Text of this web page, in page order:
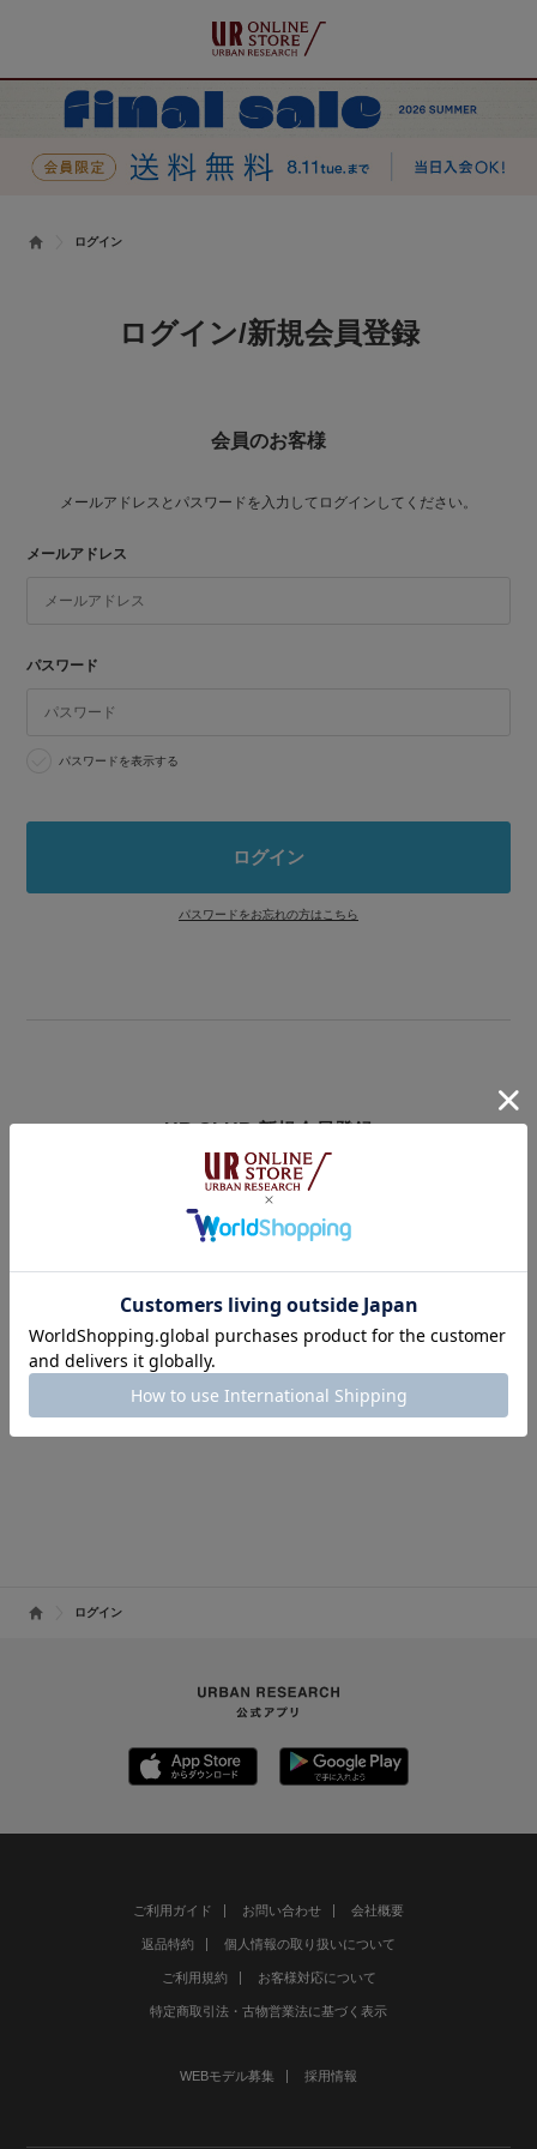
ログイン
ログイン/新規会員登録
会員のお客様
メールアドレスとパスワードを入力してログインしてください。
メールアドレス
パスワード
パスワードを表示する
パスワードをお忘れの方はこちら
UR CLUB 新規会員登録
アーバンリサーチオンラインストアのログインには
オンラインストア・店舗共通会員サービス「UR CLUB」への登録が必要で
す。
※UR CLUB会員サイトへ移動します。
UR CLUBの詳しいサービス内容はこちら
ログイン
ご利用ガイド お問い合わせ 会社概要
返品特約 個人情報の取り扱いについて
ご利用規約 お客様対応について
特定商取引法・古物営業法に基づく表示
WEBモデル募集 採用情報